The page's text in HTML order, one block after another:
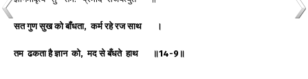
सत गुण सुख को बाँधता,कर्म रहे रज साथ ।
तम ढकता है ज्ञान को,मद से बँधते हाथ ॥14-9 ॥